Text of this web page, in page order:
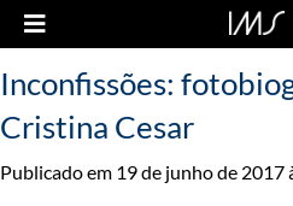
Inconfissões:
Cristina Cesar
Publicado em 19 de junho de 2017